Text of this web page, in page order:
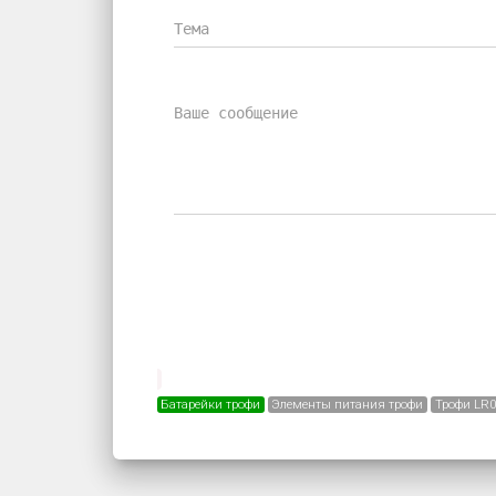
Батарейки трофи Элементы питания трофи Трофи